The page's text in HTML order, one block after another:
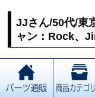
JJさん/50代/東
ャン：Rock、
今回もギターワー
トのボディを購入